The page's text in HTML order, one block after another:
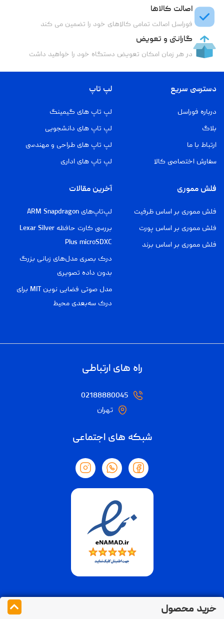
خرید محصول
اصالت کالاها
فوراسل اصالت تمامی کالاهای خود را تضمین می کند
گارانتی و تعویض
در هر زمان امکان تعویض دستگاه خود را خواهید داشت
دسترسی سریع
درباره فوراسل
بلاگ
ارتباط با ما
سفارش اختصاصی کالا
لپ تاپ
لپ تاپ های گیمینگ
لپ تاپ های دانشجویی
لپ تاپ های طراحی و مهندسی
لپ تاپ های اداری
فلش مموری
فلش مموری بر اساس ظرفیت
فلش مموری بر اساس پورت
فلش مموری بر اساس برند
آخرین مقالات
لپ‌تاپ‌های ARM Snapdragon
بررسی کارت حافظه Lexar Silver
Plus microSDXC
درک بصری مدل‌های زبانی بزرگ
بدون داده تصویری
مدل صوتی فضایی نوین MIT برای
درک سه‌بعدی محیط
راه های ارتباطی
02188880045
تهران
شبکه های اجتماعی
تمام حقوق مادی و معنوی متعلق به فوراسل می باشد